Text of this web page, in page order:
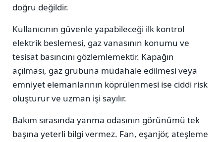
doğru değildir.
Kullanıcının güvenle yapabileceği ilk kontrol
elektrik beslemesi, gaz vanasının konumu ve
tesisat basıncını gözlemlemektir. Kapağın
açılması, gaz grubuna müdahale edilmesi veya
emniyet elemanlarının köprülenmesi ise ciddi risk
oluşturur ve uzman işi sayılır.
Bakım sırasında yanma odasının görünümü tek
başına yeterli bilgi vermez. Fan, eşanjör, ateşleme